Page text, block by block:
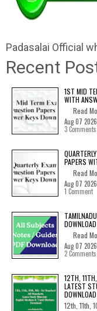
Padasalai Official
Recent
1ST MID
WITH
Read
Aug 07
3 Comments
PAPERS
Read
Aug 07
1 Comment
DOWNLOAD
Read
Aug 07
2 Comments
12TH,
LATEST
DOWNLOAD
12th, 11th,